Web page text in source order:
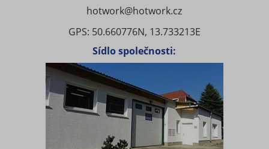
hotwork@hotwork.cz
GPS: 50.660776N, 13.733213E
Sídlo společnosti: